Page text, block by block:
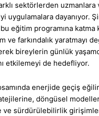
sektörlerden
uygulamalara dayanıyor.
bu eğitim programına katma
ve farkındalık yaratmayı
bireylerin günlük
etkilemeyi de hedefliyor.
enerjide geçiş
döngüsel
ve sürdürülebilirlik